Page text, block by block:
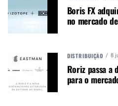
SG FIND YOUR SOUND:
ukulele, se tem o ritmo do
se o coração sertanejo
encordoamento para
presentes customizada o
Boris FX
no mercado
DISTRIBUIÇÃO 8
Roriz passa a
para o